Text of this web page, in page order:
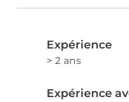
Expérience
> 2 ans
Expérience